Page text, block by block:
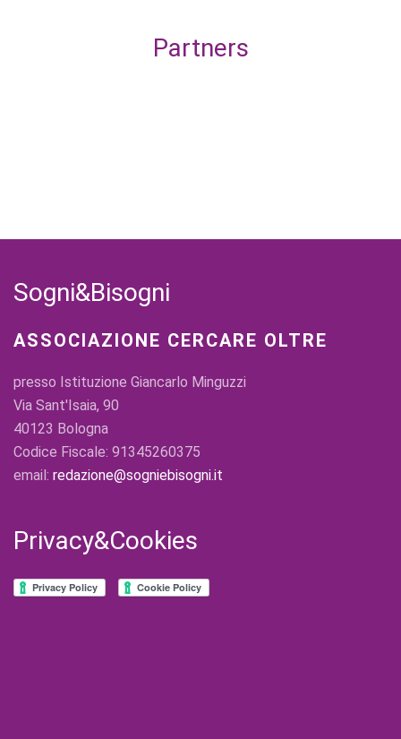
Partners
Sogni&Bisogni
ASSOCIAZIONE CERCARE OLTRE
presso Istituzione Giancarlo Minguzzi
Via Sant'Isaia, 90
40123 Bologna
Codice Fiscale: 91345260375
email: redazione@sogniebisogni.it
Privacy&Cookies